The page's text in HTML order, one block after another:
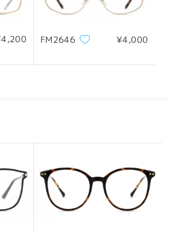
FM2646 ¥4,000